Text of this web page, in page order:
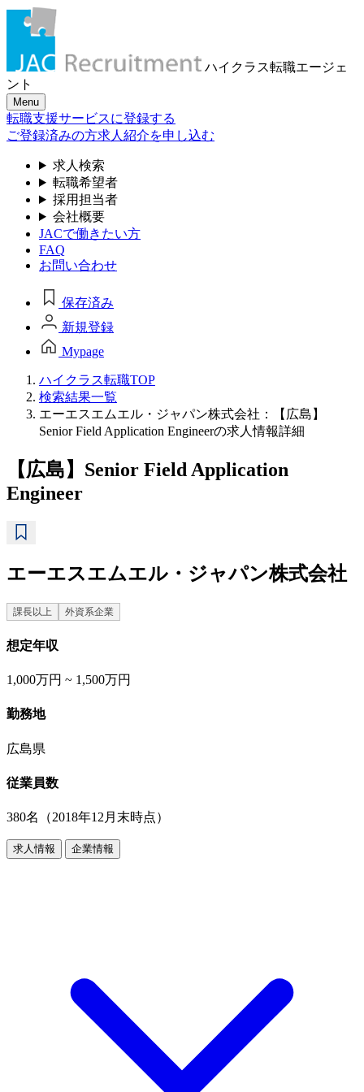
ハイクラス転職エージェ
ント
Menu
転職支援サービスに登録する
ご登録済みの方求人紹介を申し込む
求人検索
転職希望者
採用担当者
会社概要
JACで働きたい方
FAQ
お問い合わせ
保存済み
新規登録
Mypage
ハイクラス転職TOP
検索結果一覧
エーエスエムエル・ジャパン株式会社：【広島】
Senior Field Application Engineerの求人情報詳細
【広島】Senior Field Application
Engineer
エーエスエムエル・ジャパン株式会社
課長以上 外資系企業
想定年収
1,000万円 ~ 1,500万円
勤務地
広島県
従業員数
380名（2018年12月末時点）
求人情報 企業情報